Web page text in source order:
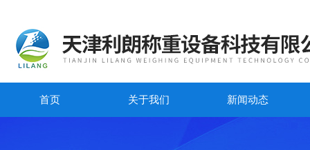
首页 关于我们 新闻动态